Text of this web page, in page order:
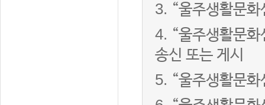
3. “울주생활문
4. “울주생활문
송신 또는 게시
5. “울주생활문